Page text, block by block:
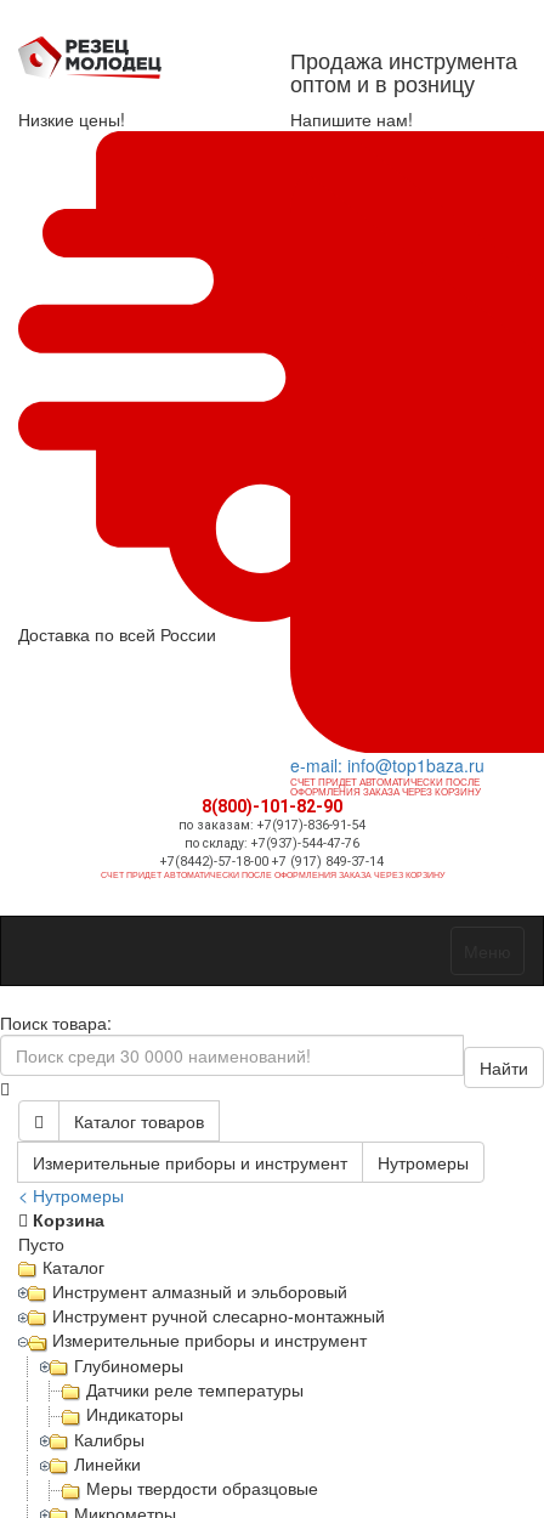
Продажа инструмента
оптом и в розницу
Низкие цены!
Доставка по всей России
Напишите нам!
e-mail: info@top1baza.ru
СЧЕТ ПРИДЕТ АВТОМАТИЧЕСКИ ПОСЛЕ
ОФОРМЛЕНИЯ ЗАКАЗА ЧЕРЕЗ КОРЗИНУ
8(800)-101-82-90
по заказам: +7(917)-836-91-54
по складу: +7(937)-544-47-76
+7(8442)-57-18-00 +7 (917) 849-37-14
СЧЕТ ПРИДЕТ АВТОМАТИЧЕСКИ ПОСЛЕ ОФОРМЛЕНИЯ ЗАКАЗА ЧЕРЕЗ КОРЗИНУ
Поиск товара:
Найти
Каталог товаров
Измерительные приборы и инструмент
Нутромеры
< Нутромеры
Корзина
Пусто
Каталог
Инструмент алмазный и эльборовый
Инструмент ручной слесарно-монтажный
Измерительные приборы и инструмент
Глубиномеры
Датчики реле температуры
Индикаторы
Калибры
Линейки
Меры твердости образцовые
Микрометры